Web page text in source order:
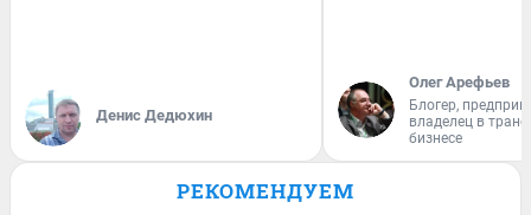
Денис Дедюхин
Олег Арефьев
Блогер,
владелец в
бизнесе
РЕКОМЕНДУЕМ